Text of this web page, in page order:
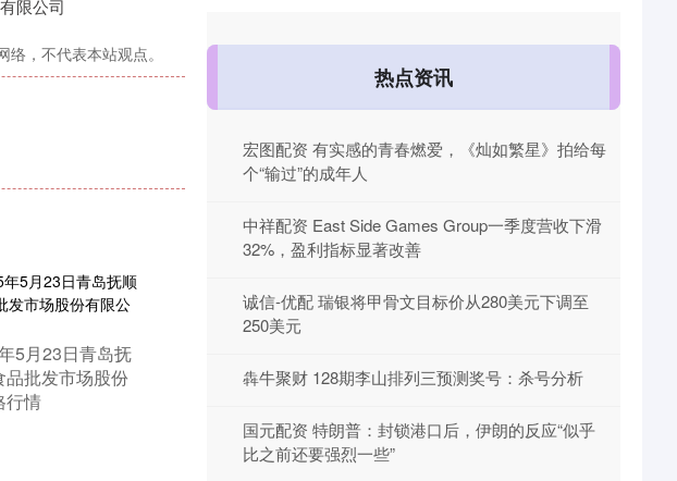
司
，不代表本站观点。
5月23日青岛抚
品批发市场股份
行情
热点资讯
宏图配资 有实感的青春燃爱，《灿如繁星》拍给每
个“输过”的成年人
中祥配资 East Side Games Group一季度营收下滑
32%，盈利指标显著改善
诚信-优配 瑞银将甲骨文目标价从280美元下调至
250美元
犇牛聚财 128期李山排列三预测奖号：杀号分析
国元配资 特朗普：封锁港口后，伊朗的反应“似乎
比之前还要强烈一些”